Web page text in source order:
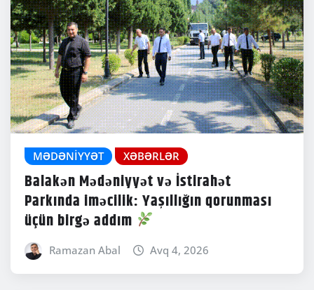
MƏDƏNIYYƏT XƏBƏRLƏR
Balakən Mədəniyyət və İstirahət
Parkında iməcilik: Yaşıllığın qorunması
üçün birgə addım
Ramazan Abal Avq 4, 2026